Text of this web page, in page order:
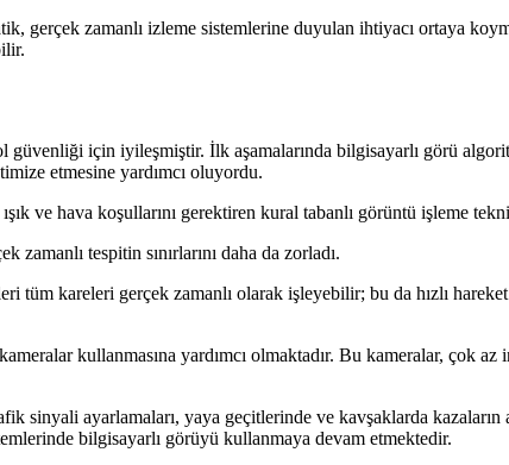
gerçek zamanlı izleme sistemlerine duyulan ihtiyacı ortaya
için iyileşmiştir. İlk aşamalarında bilgisayarlı görü
etmesine yardımcı oluyordu.
ve hava koşullarını gerektiren kural tabanlı görüntü işleme
tespitin sınırlarını daha da zorladı.
kareleri gerçek zamanlı olarak işleyebilir; bu da hızlı
kullanmasına yardımcı olmaktadır. Bu kameralar, çok az
ayarlamaları, yaya geçitlerinde ve kavşaklarda kazaların
bilgisayarlı görüyü kullanmaya devam etmektedir.